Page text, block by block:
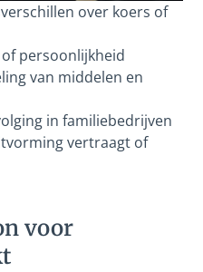
over koers of
persoonlijkheid
van middelen en
in familiebedrijven
vertraagt of
voor